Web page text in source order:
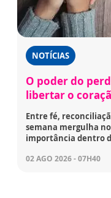
NOTÍCIAS
O poder do
libertar o
Entre fé,
semana mergulha
importância dentro
02 AGO 2026 - 07H40